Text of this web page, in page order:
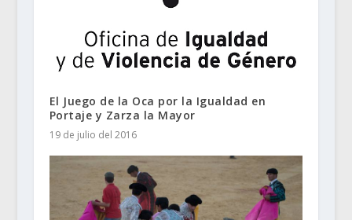
El Juego de la Oca por la Igualdad en
Portaje y Zarza la Mayor
19 de julio del 2016